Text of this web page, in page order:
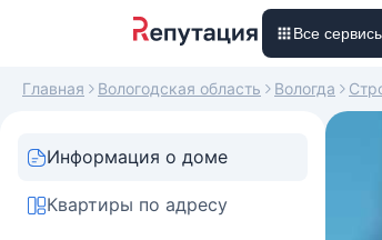
Все
Главная Вологодская область Вологда
Информация о доме
Квартиры по адресу